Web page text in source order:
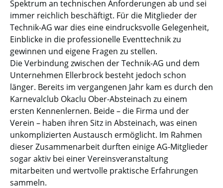
Spektrum an technischen Anforderungen ab und sei
immer reichlich beschäftigt. Für die Mitglieder der
Technik-AG war dies eine eindrucksvolle Gelegenheit,
Einblicke in die professionelle Eventtechnik zu
gewinnen und eigene Fragen zu stellen.
Die Verbindung zwischen der Technik-AG und dem
Unternehmen Ellerbrock besteht jedoch schon
länger. Bereits im vergangenen Jahr kam es durch den
Karnevalclub Okaclu Ober-Absteinach zu einem
ersten Kennenlernen. Beide – die Firma und der
Verein – haben ihren Sitz in Absteinach, was einen
unkomplizierten Austausch ermöglicht. Im Rahmen
dieser Zusammenarbeit durften einige AG-Mitglieder
sogar aktiv bei einer Vereinsveranstaltung
mitarbeiten und wertvolle praktische Erfahrungen
sammeln.